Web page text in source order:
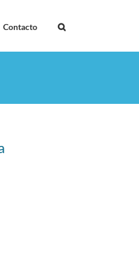
Contacto